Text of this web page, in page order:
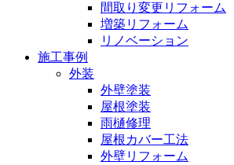
間取り変更リフォーム
増築リフォーム
リノベーション
施工事例
外装
外壁塗装
屋根塗装
雨樋修理
屋根カバー工法
外壁リフォーム